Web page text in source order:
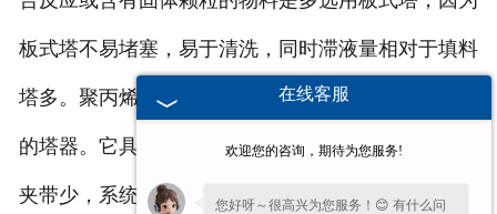
板式塔不易堵塞，易于清洗，同时滞液量相对于填料
塔多。聚丙烯，安徽聚氯乙烯塔器是安徽塔器
的塔器。它具有传质传热效果好，气液负荷高，雾沫
夹带少，系统阻力小，防堵性能好，除尘效果好，易
在线客服
欢迎您的咨询，期待为您服务!
您好呀～很高兴为您服务！😊 有什么问